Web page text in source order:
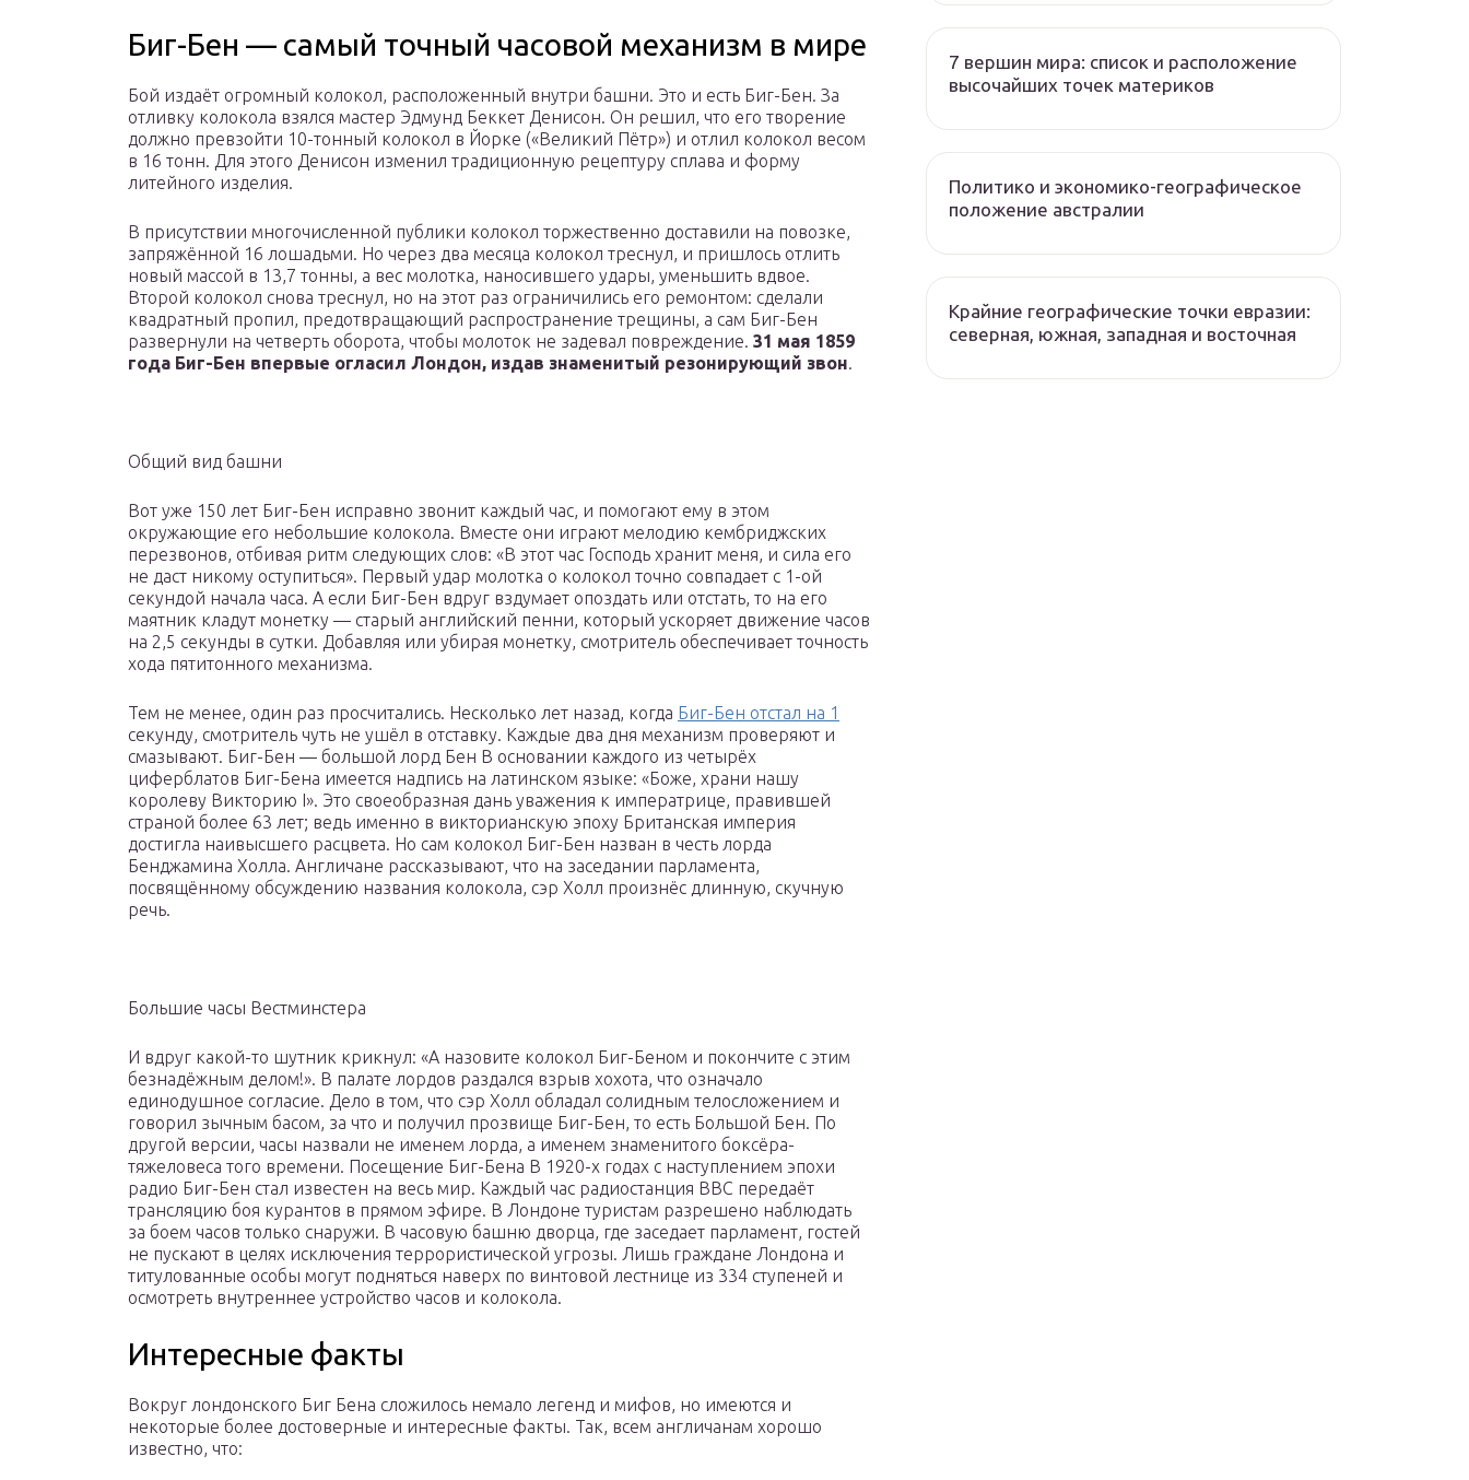
Биг-Бен — самый точный часовой механизм в мире
Бой издаёт огромный колокол, расположенный внутри башни. Это и есть Биг-Бен. За
отливку колокола взялся мастер Эдмунд Беккет Денисон. Он решил, что его творение
должно превзойти 10-тонный колокол в Йорке («Великий Пётр») и отлил колокол весом
в 16 тонн. Для этого Денисон изменил традиционную рецептуру сплава и форму
литейного изделия.
В присутствии многочисленной публики колокол торжественно доставили на повозке,
запряжённой 16 лошадьми. Но через два месяца колокол треснул, и пришлось отлить
новый массой в 13,7 тонны, а вес молотка, наносившего удары, уменьшить вдвое.
Второй колокол снова треснул, но на этот раз ограничились его ремонтом: сделали
квадратный пропил, предотвращающий распространение трещины, а сам Биг-Бен
развернули на четверть оборота, чтобы молоток не задевал повреждение. 31 мая 1859
года Биг-Бен впервые огласил Лондон, издав знаменитый резонирующий звон.
Общий вид башни
Вот уже 150 лет Биг-Бен исправно звонит каждый час, и помогают ему в этом
окружающие его небольшие колокола. Вместе они играют мелодию кембриджских
перезвонов, отбивая ритм следующих слов: «В этот час Господь хранит меня, и сила его
не даст никому оступиться». Первый удар молотка о колокол точно совпадает с 1-ой
секундой начала часа. А если Биг-Бен вдруг вздумает опоздать или отстать, то на его
маятник кладут монетку — старый английский пенни, который ускоряет движение часов
на 2,5 секунды в сутки. Добавляя или убирая монетку, смотритель обеспечивает точность
хода пятитонного механизма.
Тем не менее, один раз просчитались. Несколько лет назад, когда Биг-Бен отстал на 1
секунду, смотритель чуть не ушёл в отставку. Каждые два дня механизм проверяют и
смазывают. Биг-Бен — большой лорд Бен В основании каждого из четырёх
циферблатов Биг-Бена имеется надпись на латинском языке: «Боже, храни нашу
королеву Викторию I». Это своеобразная дань уважения к императрице, правившей
страной более 63 лет; ведь именно в викторианскую эпоху Британская империя
достигла наивысшего расцвета. Но сам колокол Биг-Бен назван в честь лорда
Бенджамина Холла. Англичане рассказывают, что на заседании парламента,
посвящённому обсуждению названия колокола, сэр Холл произнёс длинную, скучную
речь.
Большие часы Вестминстера
И вдруг какой-то шутник крикнул: «А назовите колокол Биг-Беном и покончите с этим
безнадёжным делом!». В палате лордов раздался взрыв хохота, что означало
единодушное согласие. Дело в том, что сэр Холл обладал солидным телосложением и
говорил зычным басом, за что и получил прозвище Биг-Бен, то есть Большой Бен. По
другой версии, часы назвали не именем лорда, а именем знаменитого боксёра-
тяжеловеса того времени. Посещение Биг-Бена В 1920-х годах с наступлением эпохи
радио Биг-Бен стал известен на весь мир. Каждый час радиостанция BBC передаёт
трансляцию боя курантов в прямом эфире. В Лондоне туристам разрешено наблюдать
за боем часов только снаружи. В часовую башню дворца, где заседает парламент, гостей
не пускают в целях исключения террористической угрозы. Лишь граждане Лондона и
титулованные особы могут подняться наверх по винтовой лестнице из 334 ступеней и
осмотреть внутреннее устройство часов и колокола.
Интересные факты
Вокруг лондонского Биг Бена сложилось немало легенд и мифов, но имеются и
некоторые более достоверные и интересные факты. Так, всем англичанам хорошо
известно, что:
7 вершин мира: список и расположение
высочайших точек материков
Политико и экономико-географическое
положение австралии
Крайние географические точки евразии:
северная, южная, западная и восточная